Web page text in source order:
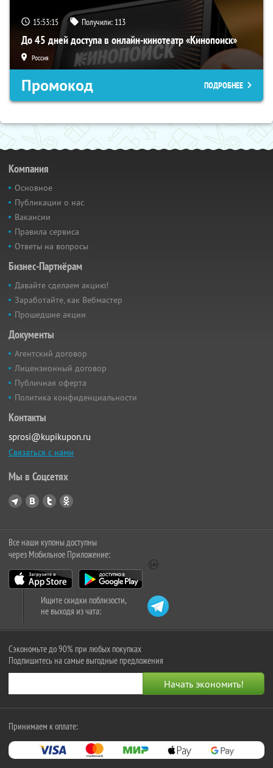
15:53:15 Получили: 113
До 45 дней доступа в онлайн-кинотеатр «Кинопоиск»
Россия
Промокод ПОДРОБНЕЕ
Компания
Основное
Публикации о нас
Вакансии
Правила сервиса
Ответы на вопросы
Бизнес-Партнёрам
Давайте сделаем акцию!
Заработайте, как Вебмастер
Прошедшие акции
Документы
Агентский договор
Лицензионный договор
Публичная оферта
Политика конфиденциальности
Контакты
sprosi@kupikupon.ru
Связаться с нами
Мы в Соцсетях
Все наши купоны доступны
через Мобильное Приложение:
Ищите скидки поблизости,
не выходя из чата:
Сэкономьте до 90% при любых покупках
Подпишитесь на самые выгодные предложения
Принимаем к оплате: